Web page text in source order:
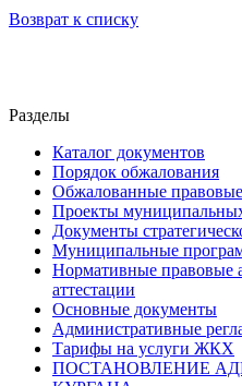
Возврат к списку
Разделы
Каталог документов
Порядок обжалования
Обжалованные
Проекты
Документы
Муниципальные
Нормативные правовые
аттестации
Основные документы
Административные
Тарифы на услуги ЖКХ
ПОСТАНОВЛЕНИЕ